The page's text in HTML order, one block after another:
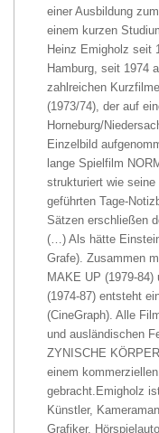
einer Ausbildung
einem kurzen
Heinz Emigholz seit
Hamburg, seit 1974
zahlreichen
(1973/74), der auf
Horneburg/
Einzelbild
lange Spielfilm
strukturiert wie
geführten Tage-
Sätzen erschließen
(…) Als hätte
Grafe). Zusammen
MAKE UP (1979-
(1974-87) entsteht
(CineGraph). Alle
und ausländischen
ZYNISCHE
einem
gebracht.Emigholz
Künstler,
Grafiker,